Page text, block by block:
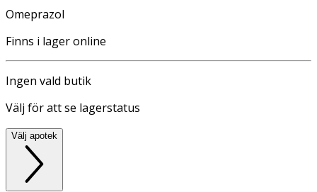
Omeprazol
Finns i lager online
Ingen vald butik
Välj för att se lagerstatus
Välj apotek